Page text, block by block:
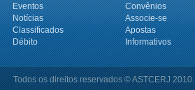
Eventos
Convênios
Notícias
Associe-se
Classificados
Apostas
Débito
Informativos
Todos os direitos reservados © ASTCERJ 2010.